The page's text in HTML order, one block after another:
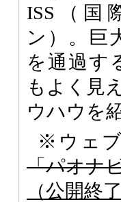
ISS（国
ン）。巨
を通過す
もよく見
ウハウを
※ウェ
「パオナ
（公開終了